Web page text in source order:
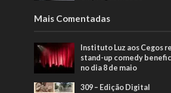
Mais Comentadas
Instituto Luz aos Cegos
stand-up comedy
no dia 8 de maio
309 – Edição Digital